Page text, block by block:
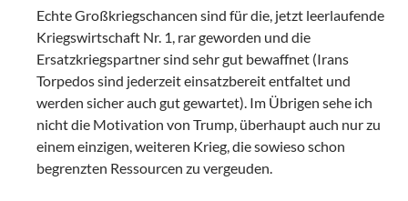
Echte Großkriegschancen sind für die, jetzt leerlaufende
Kriegswirtschaft Nr. 1, rar geworden und die
Ersatzkriegspartner sind sehr gut bewaffnet (Irans
Torpedos sind jederzeit einsatzbereit entfaltet und
werden sicher auch gut gewartet). Im Übrigen sehe ich
nicht die Motivation von Trump, überhaupt auch nur zu
einem einzigen, weiteren Krieg, die sowieso schon
begrenzten Ressourcen zu vergeuden.